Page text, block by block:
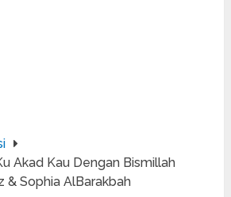
Akad Kau Dengan Bismillah
& Sophia AlBarakbah